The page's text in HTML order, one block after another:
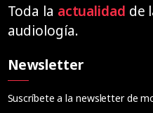
Toda la actualidad de
audiología.
Newsletter
Suscríbete a la newsletter de